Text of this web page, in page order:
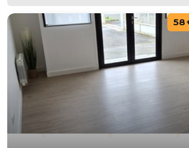
58